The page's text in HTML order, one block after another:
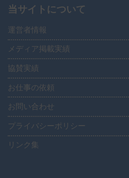
当サイトについて
運営者情報
メディア掲載実績
協賛実績
お仕事の依頼
お問い合わせ
プライバシーポリシー
リンク集